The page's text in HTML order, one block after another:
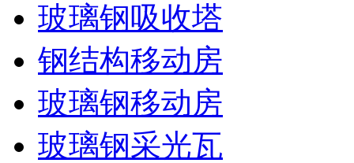
玻璃钢吸收塔
钢结构移动房
玻璃钢移动房
玻璃钢采光瓦